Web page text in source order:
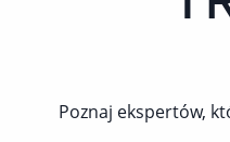
Poznaj ekspertów,